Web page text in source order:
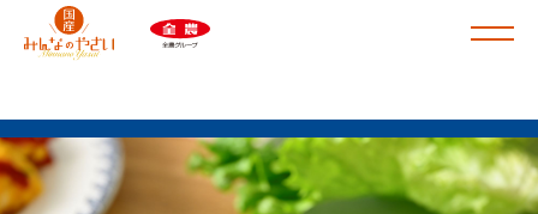
肉じゃが・カレー用
根菜スープ・筑前煮用